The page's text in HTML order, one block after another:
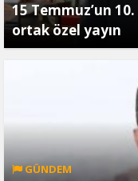
15 Temmuz’un
ortak özel yayın
GÜNDEM